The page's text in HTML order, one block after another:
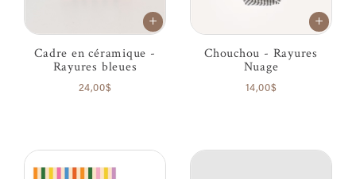
Cadre en céramique -
Rayures bleues
24,00$
Chouchou - Rayures
Nuage
14,00$